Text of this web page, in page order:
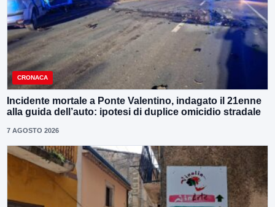
CRONACA
Incidente mortale a Ponte Valentino, indagato il 21enne
alla guida dell’auto: ipotesi di duplice omicidio stradale
7 AGOSTO 2026